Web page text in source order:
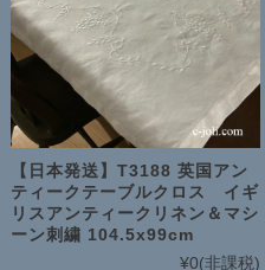
【日本発送】T3188 英国アン
ティークテーブルクロス イギ
リスアンティークリネン＆マシ
ーン刺繍 104.5x99cm
¥0(非課税)